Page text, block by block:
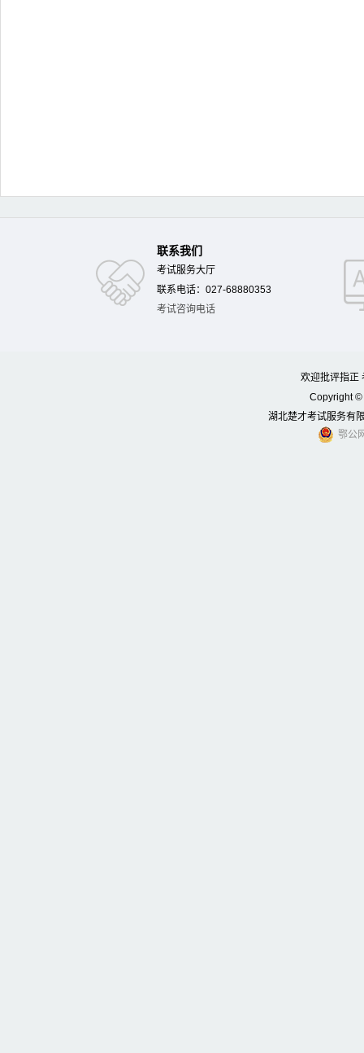
联系我们
考试服务大厅
联系电话：027-68880353
考试咨询电话
欢迎批评指正
Copyright ©
湖北楚才考试服务有
鄂公